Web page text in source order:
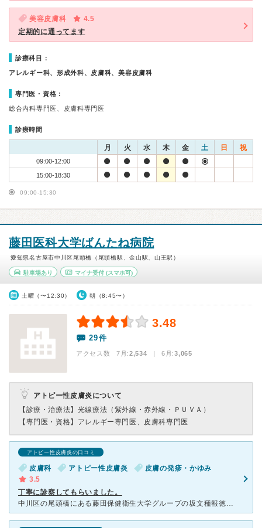
美容皮膚科
4.5
定期的に通ってます
診療科目：
アレルギー科、形成外科、皮膚科、美容皮膚科
専門医・資格：
総合内科専門医、皮膚科専門医
診療時間
月 火 水 木 金 土 日 祝
09:00-12:00
15:00-18:30
09:00-15:30
藤田医科大学ばんたね病院
愛知県名古屋市中川区尾頭橋（尾頭橋駅、金山駅、山王駅）
駐車場あり マイナ受付(スマホ可)
土曜（〜12:30） 朝（8:45〜）
3.48
29件
アクセス数 7月:2,534 | 6月:3,065
アトピー性皮膚炎について
【診療・治療法】 光線療法（紫外線・赤外線・ＰＵＶＡ）
【専門医・資格】 アレルギー専門医、皮膚科専門医
アトピー性皮膚炎の口コミ
皮膚科 アトピー性皮膚炎
皮膚の発疹・かゆみ
3.5
丁寧に診察してもらいました。
中川区の尾頭橋にある藤田保健衛生大学グループの坂文種報徳病院にはアトピーの検査で通いました。血液検査などして頂き、その後も丁寧に検査結果を説明してもらえ好印象でした。ただし、患者数がとても多いせいか予